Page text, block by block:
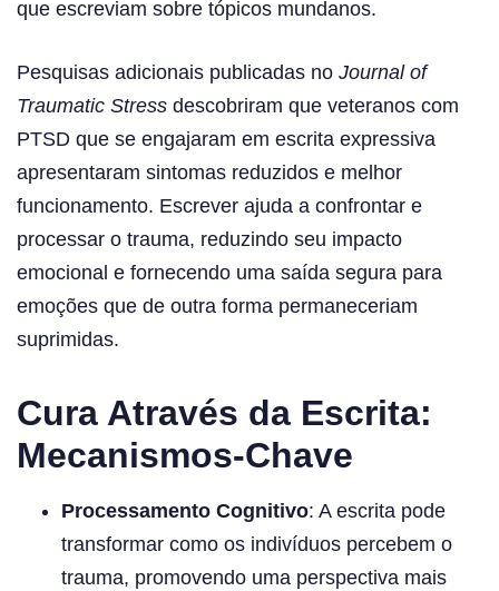
que escreviam sobre tópicos mundanos.
Pesquisas adicionais publicadas no Journal of
Traumatic Stress descobriram que veteranos com
PTSD que se engajaram em escrita expressiva
apresentaram sintomas reduzidos e melhor
funcionamento. Escrever ajuda a confrontar e
processar o trauma, reduzindo seu impacto
emocional e fornecendo uma saída segura para
emoções que de outra forma permaneceriam
suprimidas.
Cura Através da Escrita:
Mecanismos-Chave
Processamento Cognitivo: A escrita pode
transformar como os indivíduos percebem o
trauma, promovendo uma perspectiva mais